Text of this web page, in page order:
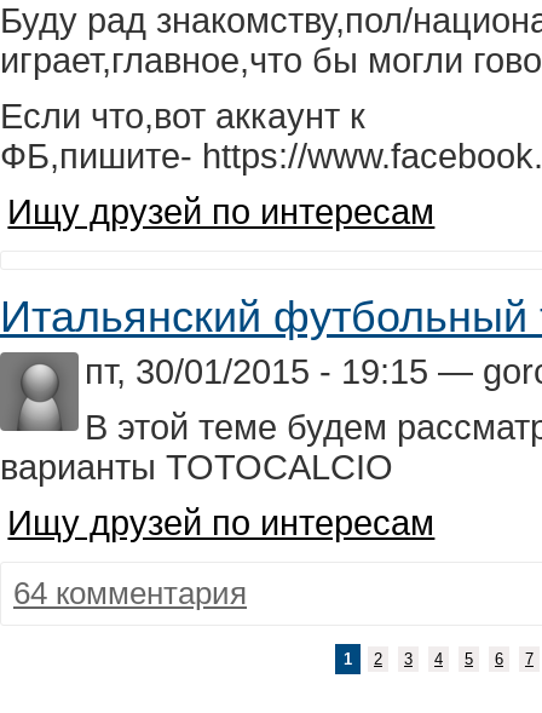
Буду рад знакомству,пол/
играет,главное,что бы могли
Если что,вот аккаунт к
ФБ,пишите- https://
Ищу друзей по интересам
Итальянский футбольный
пт, 30/01/2015 - 19:15 —
В этой теме будем
варианты TOTOCALCIO
Ищу друзей по интересам
64 комментария
1 2 3 4 5 6 7